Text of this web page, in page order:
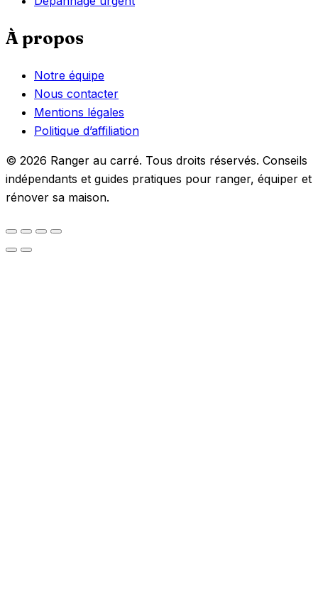
À propos
Notre équipe
Nous contacter
Mentions légales
Politique d’affiliation
© 2026 Ranger au carré. Tous droits réservés. Conseils
indépendants et guides pratiques pour ranger, équiper et
rénover sa maison.